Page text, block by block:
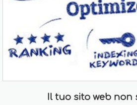
Il tuo sito web non